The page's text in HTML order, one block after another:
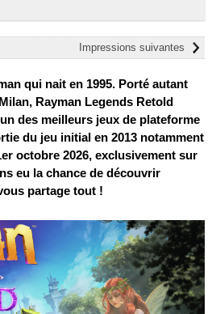
Impressions suivantes
qui nait en 1995. Porté autant
Rayman Legends Retold
des meilleurs jeux de plateforme
du jeu initial en 2013 notamment
octobre 2026, exclusivement sur
eu la chance de découvrir
partage tout !